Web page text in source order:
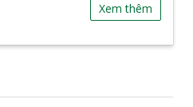
Xem thêm